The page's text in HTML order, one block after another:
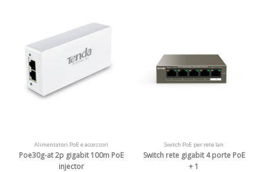
Alimentatori PoE e accessori
Poe30g-at 2p gigabit 100m PoE
injector
Switch PoE per rete lan
Switch rete gigabit 4 porte PoE
+ 1